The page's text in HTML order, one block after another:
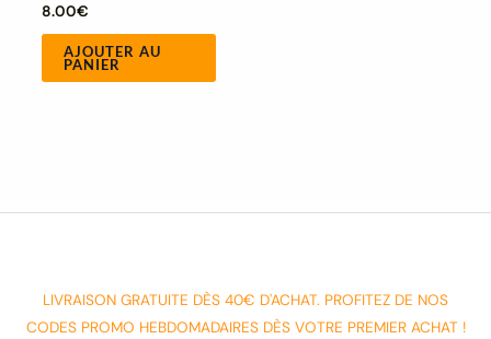
8.00€
AJOUTER AU
PANIER
LIVRAISON GRATUITE DÈS 40€ D'ACHAT. PROFITEZ DE NOS
CODES PROMO HEBDOMADAIRES DÈS VOTRE PREMIER ACHAT !